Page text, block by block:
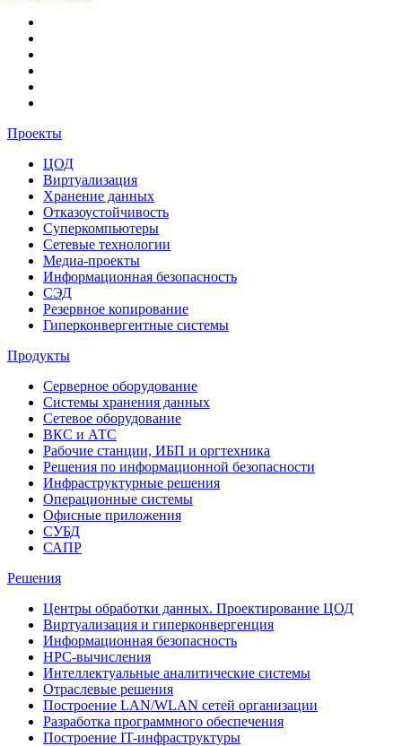
Проекты
ЦОД
Виртуализация
Хранение данных
Отказоустойчивость
Суперкомпьютеры
Сетевые технологии
Медиа-проекты
Информационная безопасность
СЭД
Резервное копирование
Гиперконвергентные системы
Продукты
Серверное оборудование
Системы хранения данных
Сетевое оборудование
ВКС и АТС
Рабочие станции, ИБП и оргтехника
Решения по информационной безопасности
Инфраструктурные решения
Операционные системы
Офисные приложения
СУБД
САПР
Решения
Центры обработки данных. Проектирование ЦОД
Виртуализация и гиперконвергенция
Информационная безопасность
HPC-вычисления
Интеллектуальные аналитические системы
Отраслевые решения
Построение LAN/WLAN сетей организации
Разработка программного обеспечения
Построение IT-инфраструктуры